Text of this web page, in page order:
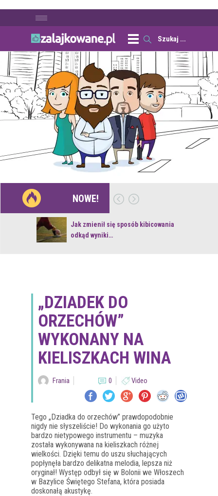
NOWE!
Jak zmienił się sposób kibicowania
odkąd wyniki…
„DZIADEK DO
ORZECHÓW”
WYKONANY NA
KIELISZKACH WINA
Frania 0 Video
Tego „Dziadka do orzechów” prawdopodobnie
nigdy nie słyszeliście! Do wykonania go użyto
bardzo nietypowego instrumentu – muzyka
została wykonywana na kieliszkach różnej
wielkości. Dzięki temu do uszu słuchających
popłynęła bardzo delikatna melodia, lepsza niż
oryginał! Występ odbył się w Bolonii we Włoszech
w Bazylice Świętego Stefana, która posiada
doskonałą akustykę.